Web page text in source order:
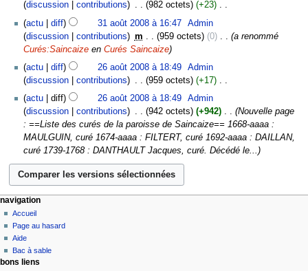
d
i
f
i
c
t
i
e
s
m
o
i
f
i
c
a
t
i
o
n
s
é
d
e
s
m
o
i
f
i
c
a
t
i
o
s
m
é
d
e
s
m
o
i
c
a
t
i
o
n
s
r
é
s
u
é
d
e
s
m
o
d
i
f
c
a
t
i
o
discussion
contributions 982 octets +23 ‎
A
u
c
n
r
é
s
u
m
é
e
s
m
o
d
i
f
i
actu diff 31 août 2008 à 16:47
Admin
discussion
contributions m 959 octets 0 ‎
a renommé
Curés:Saincaize en Curés Saincaize
août
actu diff 26 août 2008 à 18:49
Admin
discussion
contributions 959 octets +17 ‎
A
u
c
u
é
s
u
m
é
d
e
s
actu diff 26 août 2008 à 18:49
Admin
discussion
contributions 942 octets +942 ‎
Nouvelle page
: ==Liste des curés de la paroisse de Saincaize== 1668-aaaa :
MAULGUIN, curé 1674-aaaa : FILTERT, curé 1692-aaaa : DAILLAN,
curé 1739-1768 : DANTHAULT Jacques, curé. Décédé le...
navigation
Accueil
Page au hasard
Aide
Bac à sable
bons liens